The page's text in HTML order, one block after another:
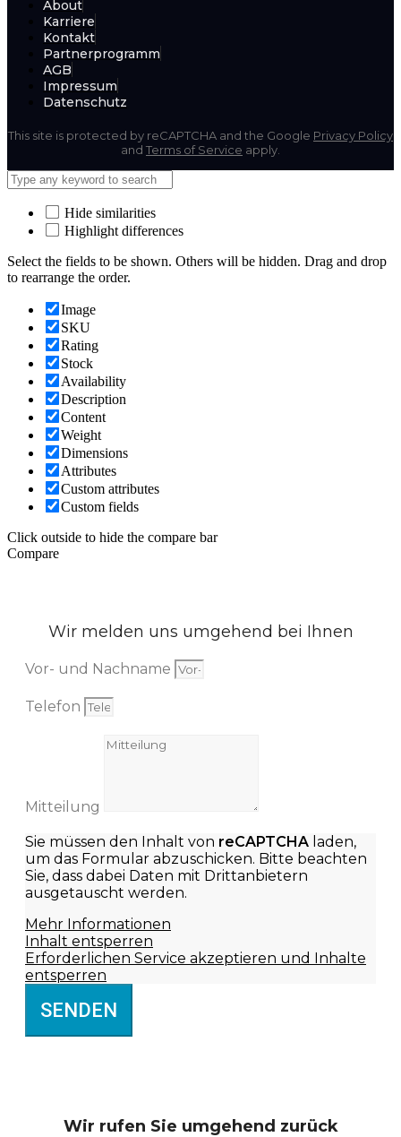
About
Karriere
Kontakt
Partnerprogramm
AGB
Impressum
Datenschutz
This site is protected by reCAPTCHA and the Google Privacy Policy
and Terms of Service apply.
Hide similarities
Highlight differences
Select the fields to be shown. Others will be hidden. Drag and drop
to rearrange the order.
Image
SKU
Rating
Stock
Availability
Description
Content
Weight
Dimensions
Attributes
Custom attributes
Custom fields
Click outside to hide the compare bar
Compare
Wir melden uns umgehend bei Ihnen
Vor- und Nachname
Telefon
Mitteilung
Sie müssen den Inhalt von reCAPTCHA laden,
um das Formular abzuschicken. Bitte beachten
Sie, dass dabei Daten mit Drittanbietern
ausgetauscht werden.
Mehr Informationen
Inhalt entsperren
Erforderlichen Service akzeptieren und Inhalte
entsperren
SENDEN
Wir rufen Sie umgehend zurück